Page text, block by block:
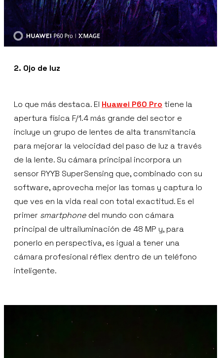
2. Ojo de luz
Lo que más destaca. El Huawei P60 Pro tiene la
apertura física F/1.4 más grande del sector e
incluye un grupo de lentes de alta transmitancia
para mejorar la velocidad del paso de luz a través
de la lente. Su cámara principal incorpora un
sensor RYYB SuperSensing que, combinado con su
software, aprovecha mejor las tomas y captura lo
que ves en la vida real con total exactitud. Es el
primer smartphone del mundo con cámara
principal de ultrailuminación de 48 MP y, para
ponerlo en perspectiva, es igual a tener una
cámara profesional réflex dentro de un teléfono
inteligente.